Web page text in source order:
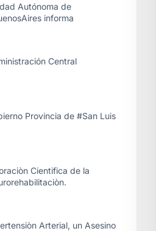
Autónoma de
informa
Central
Provincia de #San Luis
Cientifica de la
Arterial, un Asesino